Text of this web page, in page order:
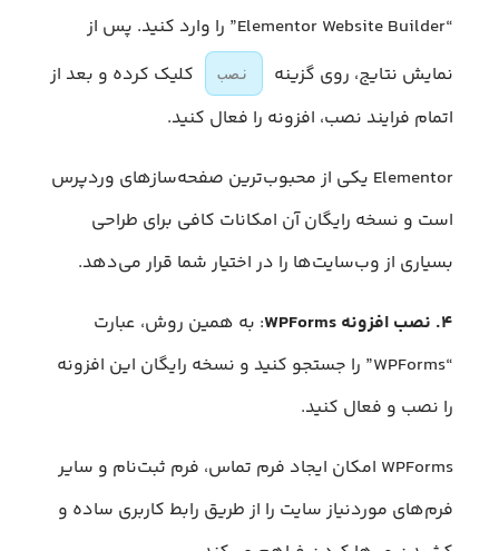
“Elementor Website Builder” را وارد کنید. پس از
نمایش نتایج، روی گزینه
نصب
کلیک کرده و بعد از
اتمام فرایند نصب، افزونه را فعال کنید.
Elementor یکی از محبوب‌ترین صفحه‌سازهای وردپرس
است و نسخه رایگان آن امکانات کافی برای طراحی
بسیاری از وب‌سایت‌ها را در اختیار شما قرار می‌دهد.
۴. نصب افزونه WPForms
: به همین روش، عبارت
“WPForms” را جستجو کنید و نسخه رایگان این افزونه
را نصب و فعال کنید.
WPForms امکان ایجاد فرم تماس، فرم ثبت‌نام و سایر
فرم‌های موردنیاز سایت را از طریق رابط کاربری ساده و